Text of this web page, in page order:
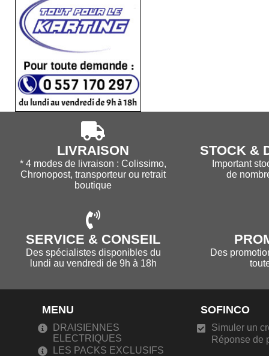
LIVRAISON
* 4 modes de livraison : Colissimo,
Chronopost, transporteur ou retrait
boutique
STOCK &
Important
de
SERVICE & CONSEIL
Des spécialistes disponibles du
lundi au vendredi de 9h à 18h
Des
MENU
DRAISIENNES
ELECTRIQUES
LES PACKS EXCLUSIFS
SOFINCO
Simuler un
Réponse de